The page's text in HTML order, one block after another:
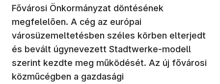
Fővárosi Önkormányzat döntésének
megfelelően. A cég az európai
városüzemeltetésben széles körben elterjedt
és bevált úgynevezett Stadtwerke-modell
szerint kezdte meg működését. Az új fővárosi
közműcégben a gazdasági